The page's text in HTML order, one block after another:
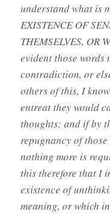
understand what is
EXISTENCE OF
THEMSELVES, OR
evident those
contradiction, or
others of this, I
entreat they would
thoughts; and if by
repugnancy of
nothing more is
this therefore that I
existence of
meaning, or which